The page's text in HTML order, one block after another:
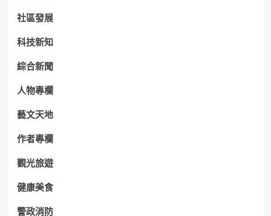
社區發展
科技新知
綜合新聞
人物專欄
藝文天地
作者專欄
觀光旅遊
健康美食
警政消防